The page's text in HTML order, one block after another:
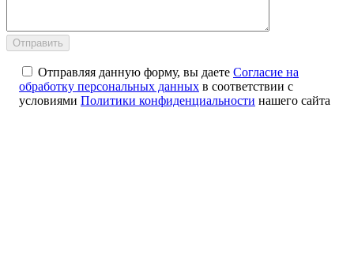
Отправляя данную форму, вы даете Согласие на
обработку персональных данных в соответствии с
условиями Политики конфиденциальности нашего сайта